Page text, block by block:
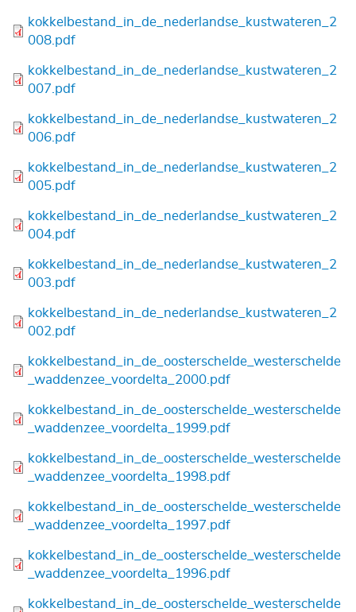
Bestand
kokkelbestand_in_de_nederlandse_kustwateren_2
008.pdf
Bestand
kokkelbestand_in_de_nederlandse_kustwateren_2
007.pdf
Bestand
kokkelbestand_in_de_nederlandse_kustwateren_2
006.pdf
Bestand
kokkelbestand_in_de_nederlandse_kustwateren_2
005.pdf
Bestand
kokkelbestand_in_de_nederlandse_kustwateren_2
004.pdf
Bestand
kokkelbestand_in_de_nederlandse_kustwateren_2
003.pdf
Bestand
kokkelbestand_in_de_nederlandse_kustwateren_2
002.pdf
Bestand
kokkelbestand_in_de_oosterschelde_westerschelde
_waddenzee_voordelta_2000.pdf
Bestand
kokkelbestand_in_de_oosterschelde_westerschelde
_waddenzee_voordelta_1999.pdf
Bestand
kokkelbestand_in_de_oosterschelde_westerschelde
_waddenzee_voordelta_1998.pdf
Bestand
kokkelbestand_in_de_oosterschelde_westerschelde
_waddenzee_voordelta_1997.pdf
Bestand
kokkelbestand_in_de_oosterschelde_westerschelde
_waddenzee_voordelta_1996.pdf
Bestand
kokkelbestand_in_de_oosterschelde_westerschelde